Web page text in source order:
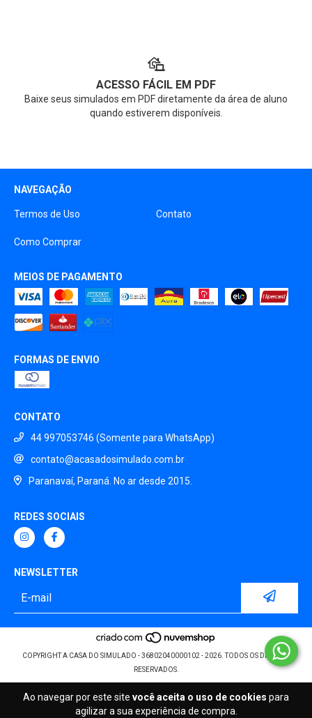
Ao navegar por este site você aceita o uso de cookies para
agilizar a sua experiência de compra.
ACESSO FÁCIL EM PDF
Baixe seus simulados em PDF diretamente da área de aluno
quando estiverem disponíveis.
NAVEGAÇÃO
Termos de Uso Contato
Como Comprar
MEIOS DE PAGAMENTO
FORMAS DE ENVIO
CONTATO
44 997053746 (Somente para WhatsApp)
contato@acasadosimulado.com.br
Paranavaí, Paraná. No ar desde 2015.
REDES SOCIAIS
NEWSLETTER
COPYRIGHT A CASA DO SIMULADO - 36802040000102 - 2026. TODOS OS DIREITOS
RESERVADOS.